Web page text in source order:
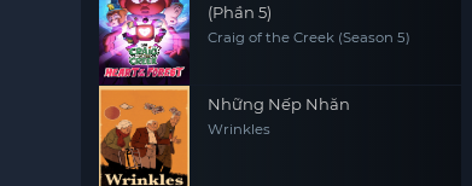
(Phần 5)
Craig of the Creek (Season 5)
Những Nếp Nhăn
Wrinkles